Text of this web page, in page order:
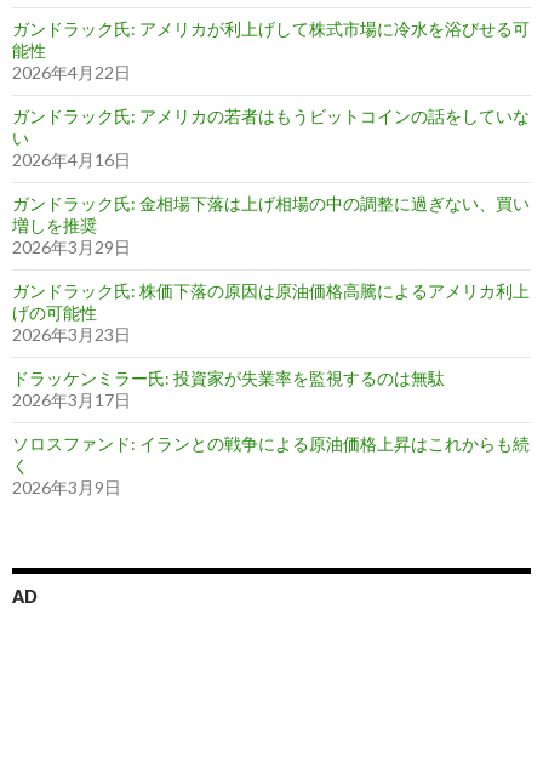
ガンドラック氏: アメリカが利上げして株式市場に冷水を浴びせる可
能性
2026年4月22日
ガンドラック氏: アメリカの若者はもうビットコインの話をしていな
い
2026年4月16日
ガンドラック氏: 金相場下落は上げ相場の中の調整に過ぎない、買い
増しを推奨
2026年3月29日
ガンドラック氏: 株価下落の原因は原油価格高騰によるアメリカ利上
げの可能性
2026年3月23日
ドラッケンミラー氏: 投資家が失業率を監視するのは無駄
2026年3月17日
ソロスファンド: イランとの戦争による原油価格上昇はこれからも続
く
2026年3月9日
AD